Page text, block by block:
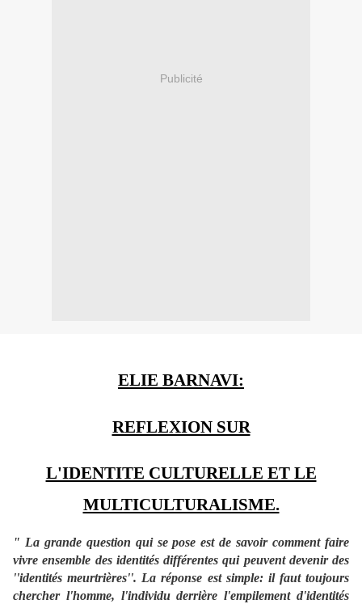
Publicité
ELIE BARNAVI:
REFLEXION SUR
L'IDENTITE CULTURELLE ET LE
MULTICULTURALISME.
" La grande question qui se pose est de savoir comment faire
vivre ensemble des identités différentes qui peuvent devenir des
''identités meurtrières''. La réponse est simple: il faut toujours
chercher l'homme, l'individu derrière l'empilement d'identités